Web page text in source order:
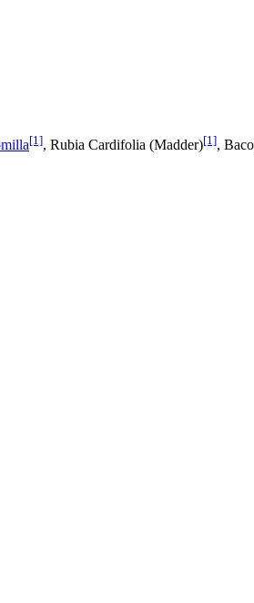
[1], Rubia Cardifolia (Madder)[1],